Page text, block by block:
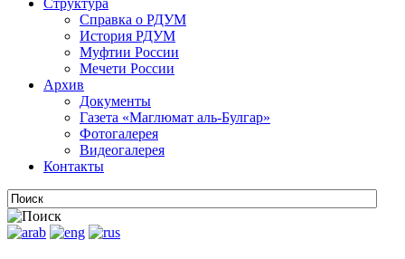
Структура
Справка о РДУМ
История РДУМ
Муфтии России
Мечети России
Архив
Документы
Газета «Маглюмат аль-Булгар»
Фотогалерея
Видеогалерея
Контакты